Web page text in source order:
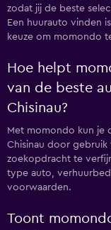
zodat jij de beste
Een huurauto vinden
keuze om momondo
Hoe helpt
van de beste
Chisinau?
Met momondo kun je
Chisinau door gebruik
zoekopdracht te
type auto,
voorwaarden.
Toont